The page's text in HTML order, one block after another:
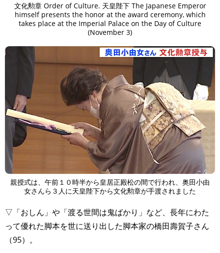
文化勲章 Order of Culture. 天皇陛下 The Japanese Emperor
himself presents the honor at the award ceremony, which
takes place at the Imperial Palace on the Day of Culture
(November 3)
親授式は、午前１０時半から皇居正殿松の間で行われ、奥田小由
女さんら３人に天皇陛下から文化勲章が手渡されました
▽「おしん」や「渡る世間は鬼ばかり」など、長年にわた
って優れた脚本を世に送り出した脚本家の橋田壽賀子さん
（95）。